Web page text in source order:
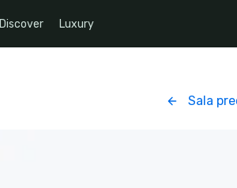
Discover Luxury
Sala